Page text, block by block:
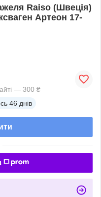
Raiso (Швеція)
Артеон 17-
— 300 ₴
46 днів